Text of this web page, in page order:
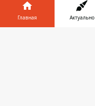
Главная Актуально